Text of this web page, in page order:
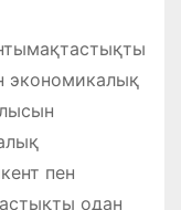
экономикалық
пен
одан